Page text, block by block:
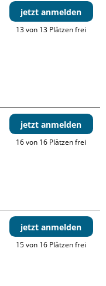
jetzt anmelden
13 von 13 Plätzen frei
jetzt anmelden
16 von 16 Plätzen frei
jetzt anmelden
15 von 16 Plätzen frei